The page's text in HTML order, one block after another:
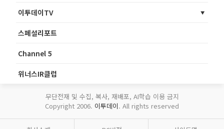
이투데이TV
스페셜리포트
Channel 5
위너스IR클럽
무단전재 및 수집, 복사, 재배포, AI학습 이용 금지
Copyright 2006. 이투데이. All rights reserved